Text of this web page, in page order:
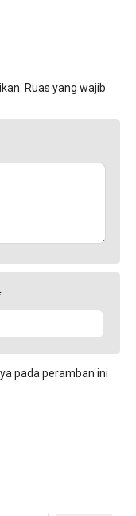
Ruas yang wajib
pada peramban ini